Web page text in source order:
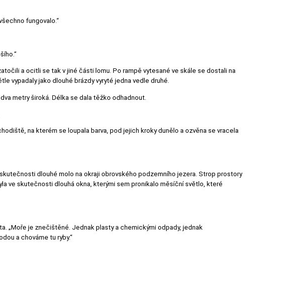
fungovalo.“
a ocitli se tak v jiné části lomu. Po rampě vytesané ve skále se dostali na
vypadaly jako dlouhé brázdy vyryté jedna vedle druhé.
metry široká. Délka se dala těžko odhadnout.
na kterém se loupala barva, pod jejich kroky dunělo a ozvěna se vracela
dlouhé molo na okraji obrovského podzemního jezera. Strop prostory
ve skutečnosti dlouhá okna, kterými sem pronikalo měsíční světlo, které
„Moře je znečištěné. Jednak plasty a chemickými odpady, jednak
a chováme tu ryby.“